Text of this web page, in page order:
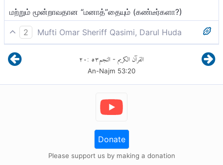
மற்றும் மூன்றாவதான “மனாத்”தையும் (கண்டீர்களா?)
2
Mufti Omar Sheriff Qasimi, Darul Huda
இன்னும், மற்றொரு மூன்றாவது மனாத்தைப் பற்றியும் (-இவை
அல்லாஹ்வின் பெண் பிள்ளைகள் என்று நீங்கள் கூறுவதின்
உண்மைத் தன்மையைப் பற்றி எனக்கு நீங்கள் அறிவியுங்கள்)!
القرآن الكريم - النجم٥٣:٢٠
An-Najm 53:20
Donate
Please support us by making a donation